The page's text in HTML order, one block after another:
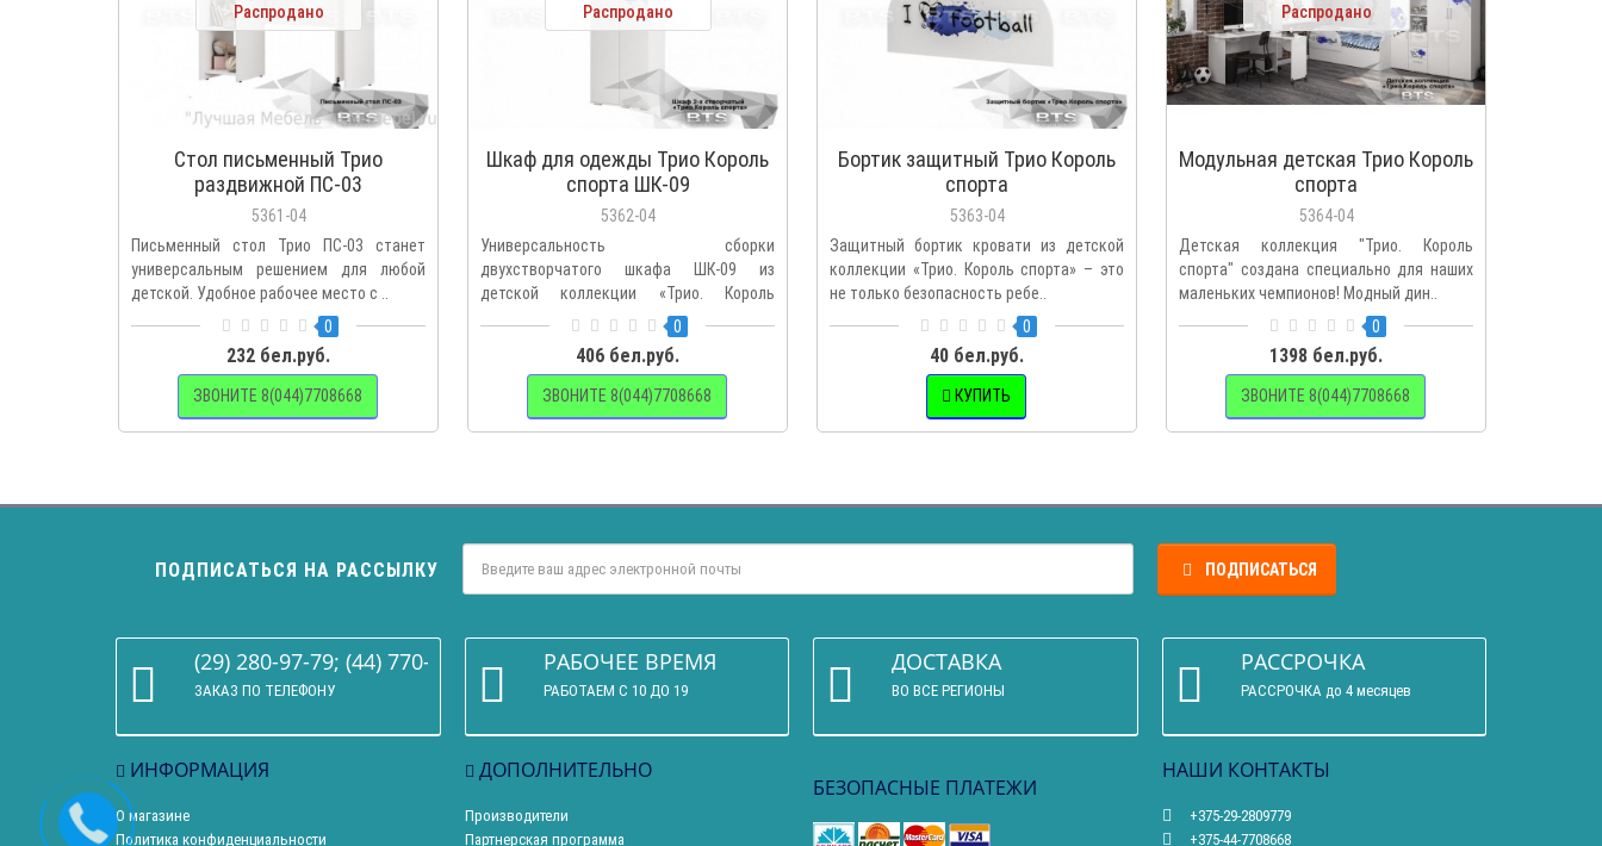
Распродано
Стол письменный Трио
раздвижной ПС-03
5361-04
Письменный стол Трио ПС-03 станет
универсальным решением для любой
детской. Удобное рабочее место с ..
0
232 бел.руб.
ЗВОНИТЕ 8(044)7708668
Распродано
Шкаф для одежды Трио Король
спорта ШК-09
5362-04
Универсальность сборки
двухстворчатого шкафа ШК-09 из
детской коллекции «Трио. Король
спорта» как на..
0
406 бел.руб.
ЗВОНИТЕ 8(044)7708668
Бортик защитный Трио Король
спорта
5363-04
Защитный бортик кровати из детской
коллекции «Трио. Король спорта» – это
не только безопасность ребе..
0
40 бел.руб.
КУПИТЬ
Распродано
Модульная детская Трио Король
спорта
5364-04
Детская коллекция "Трио. Король
спорта" создана специально для наших
маленьких чемпионов! Модный дин..
0
1398 бел.руб.
ЗВОНИТЕ 8(044)7708668
ПОДПИСАТЬСЯ НА РАССЫЛКУ ПОДПИСАТЬСЯ
(29) 280-97-79; (44) 770-86-68
ЗАКАЗ ПО ТЕЛЕФОНУ
РАБОЧЕЕ ВРЕМЯ
РАБОТАЕМ С 10 ДО 19
ДОСТАВКА
ВО ВСЕ РЕГИОНЫ
РАССРОЧКА
РАССРОЧКА до 4 месяцев
ИНФОРМАЦИЯ
О магазине
Политика конфиденциальности
ДОПОЛНИТЕЛЬНО
Производители
Партнерская программа
БЕЗОПАСНЫЕ ПЛАТЕЖИ
НАШИ КОНТАКТЫ
+375-29-2809779
+375-44-7708668